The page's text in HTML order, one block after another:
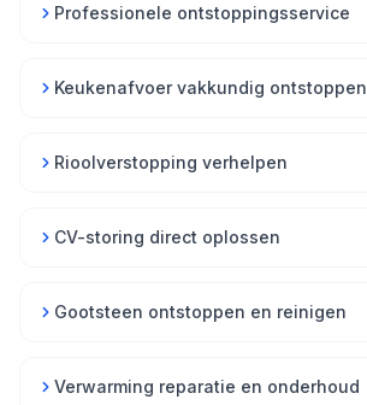
Professionele ontstoppingsservice
Keukenafvoer vakkundig ontstoppen
Rioolverstopping verhelpen
CV-storing direct oplossen
Gootsteen ontstoppen en reinigen
Verwarming reparatie en onderhoud